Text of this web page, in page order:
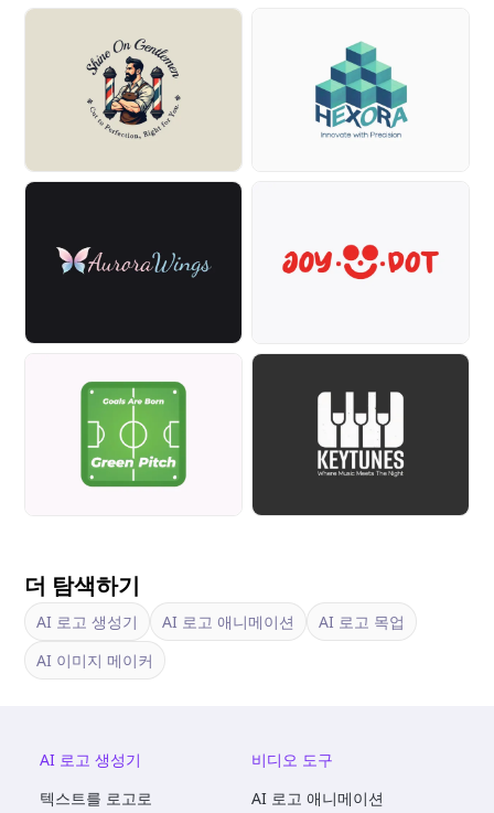
더 탐색하기
AI 로고 생성기 AI 로고 애니메이션
AI 로고 목업
AI 이미지 메이커
AI 로고 생성기
텍스트를 로고로
비디오 도구
AI 로고 애니메이션